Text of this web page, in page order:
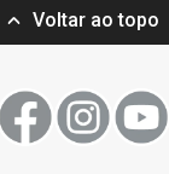
Voltar ao topo